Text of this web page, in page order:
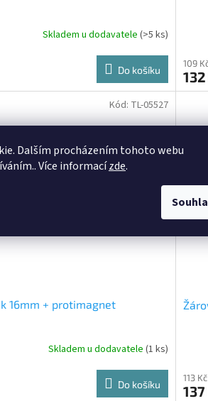
Dalším procházením tohoto webu
Více informacízde.
Skladem u dodavatele (>5 ks)
Do košíku
109
16mm + protimagnet
Skladem u dodavatele (1 ks)
Do košíku
Kód: TL-05527
113